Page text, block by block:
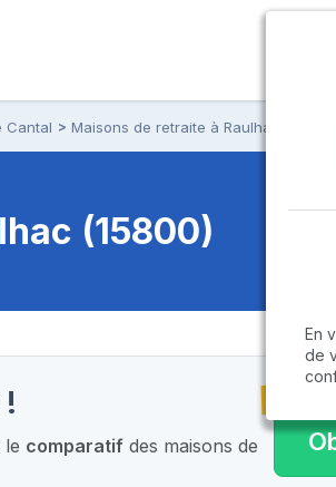
Cantal Maisons de retraite à Raulhac
(15800)
le comparatif des maisons de
En
de